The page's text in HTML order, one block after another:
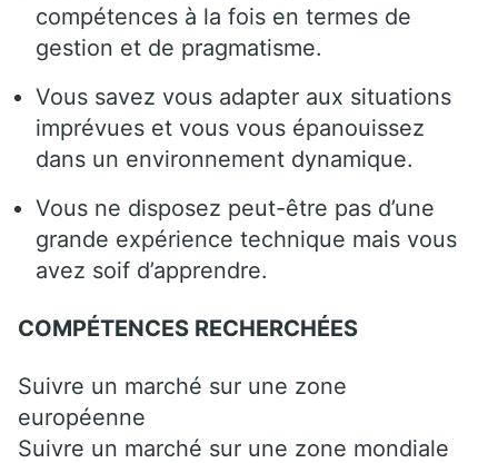
compétences à la fois en termes de
gestion et de pragmatisme.
Vous savez vous adapter aux situations
imprévues et vous vous épanouissez
dans un environnement dynamique.
Vous ne disposez peut-être pas d’une
grande expérience technique mais vous
avez soif d’apprendre.
COMPÉTENCES RECHERCHÉES
Suivre un marché sur une zone
européenne
Suivre un marché sur une zone mondiale